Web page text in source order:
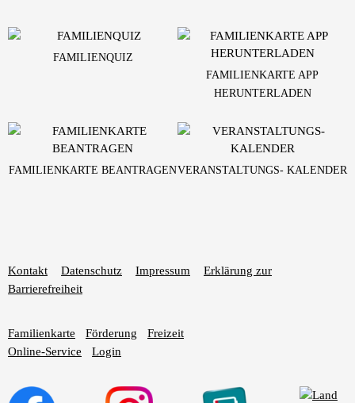
Kontakt Datenschutz Impressum
Erklärung zur
Barrierefreiheit
Familienkarte Förderung
Freizeit
Online-Service
Login
FAMILIENQUIZ
FAMILIENKARTE APP
HERUNTERLADEN
FAMILIENKARTE BEANTRAGENVERANSTALTUNGS- KALENDER